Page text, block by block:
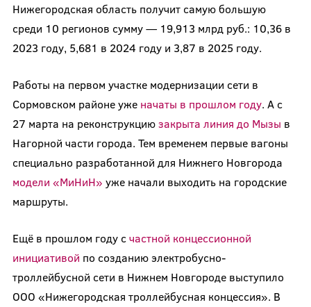
Нижегородская область получит самую большую
среди 10 регионов сумму — 19,913 млрд руб.: 10,36 в
2023 году, 5,681 в 2024 году и 3,87 в 2025 году.
Работы на первом участке модернизации сети в
Сормовском районе уже начаты в прошлом году. А с
27 марта на реконструкциюзакрыта линия до Мызы в
Нагорной части города. Тем временем первые вагоны
специально разработанной для Нижнего Новгорода
модели «МиНиН» уже начали выходить на городские
маршруты.
Ещё в прошлом году счастной концессионной
инициативой по созданию электробусно-
троллейбусной сети в Нижнем Новгороде выступило
ООО «Нижегородская троллейбусная концессия». В